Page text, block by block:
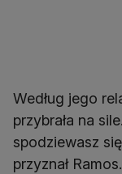
Według jego
przybrała na
spodziewasz
przyznał